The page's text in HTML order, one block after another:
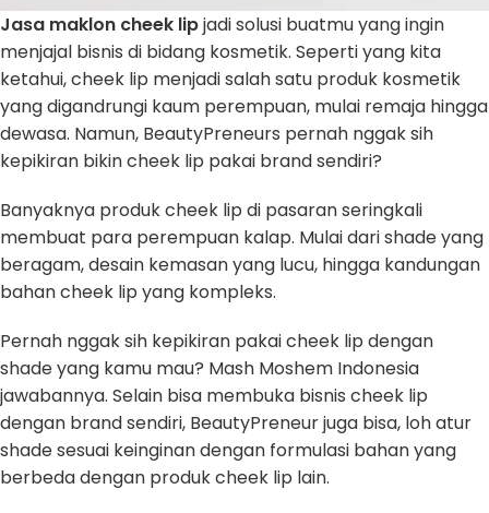
Jasa maklon cheek lipjadi solusi buatmu yang ingin
menjajal bisnis di bidang kosmetik. Seperti yang kita
ketahui, cheek lip menjadi salah satu produk kosmetik
yang digandrungi kaum perempuan, mulai remaja hingga
dewasa. Namun, BeautyPreneurs pernah nggak sih
kepikiran bikin cheek lip pakai brand sendiri?
Banyaknya produk cheek lip di pasaran seringkali
membuat para perempuan kalap. Mulai dari shade yang
beragam, desain kemasan yang lucu, hingga kandungan
bahan cheek lip yang kompleks.
Pernah nggak sih kepikiran pakai cheek lip dengan
shade yang kamu mau? Mash Moshem Indonesia
jawabannya. Selain bisa membuka bisnis cheek lip
dengan brand sendiri, BeautyPreneur juga bisa, loh atur
shade sesuai keinginan dengan formulasi bahan yang
berbeda dengan produk cheek lip lain.